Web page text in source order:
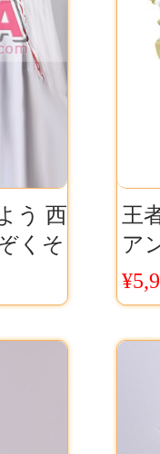
う 西
くそ
王
ア
(と
グ